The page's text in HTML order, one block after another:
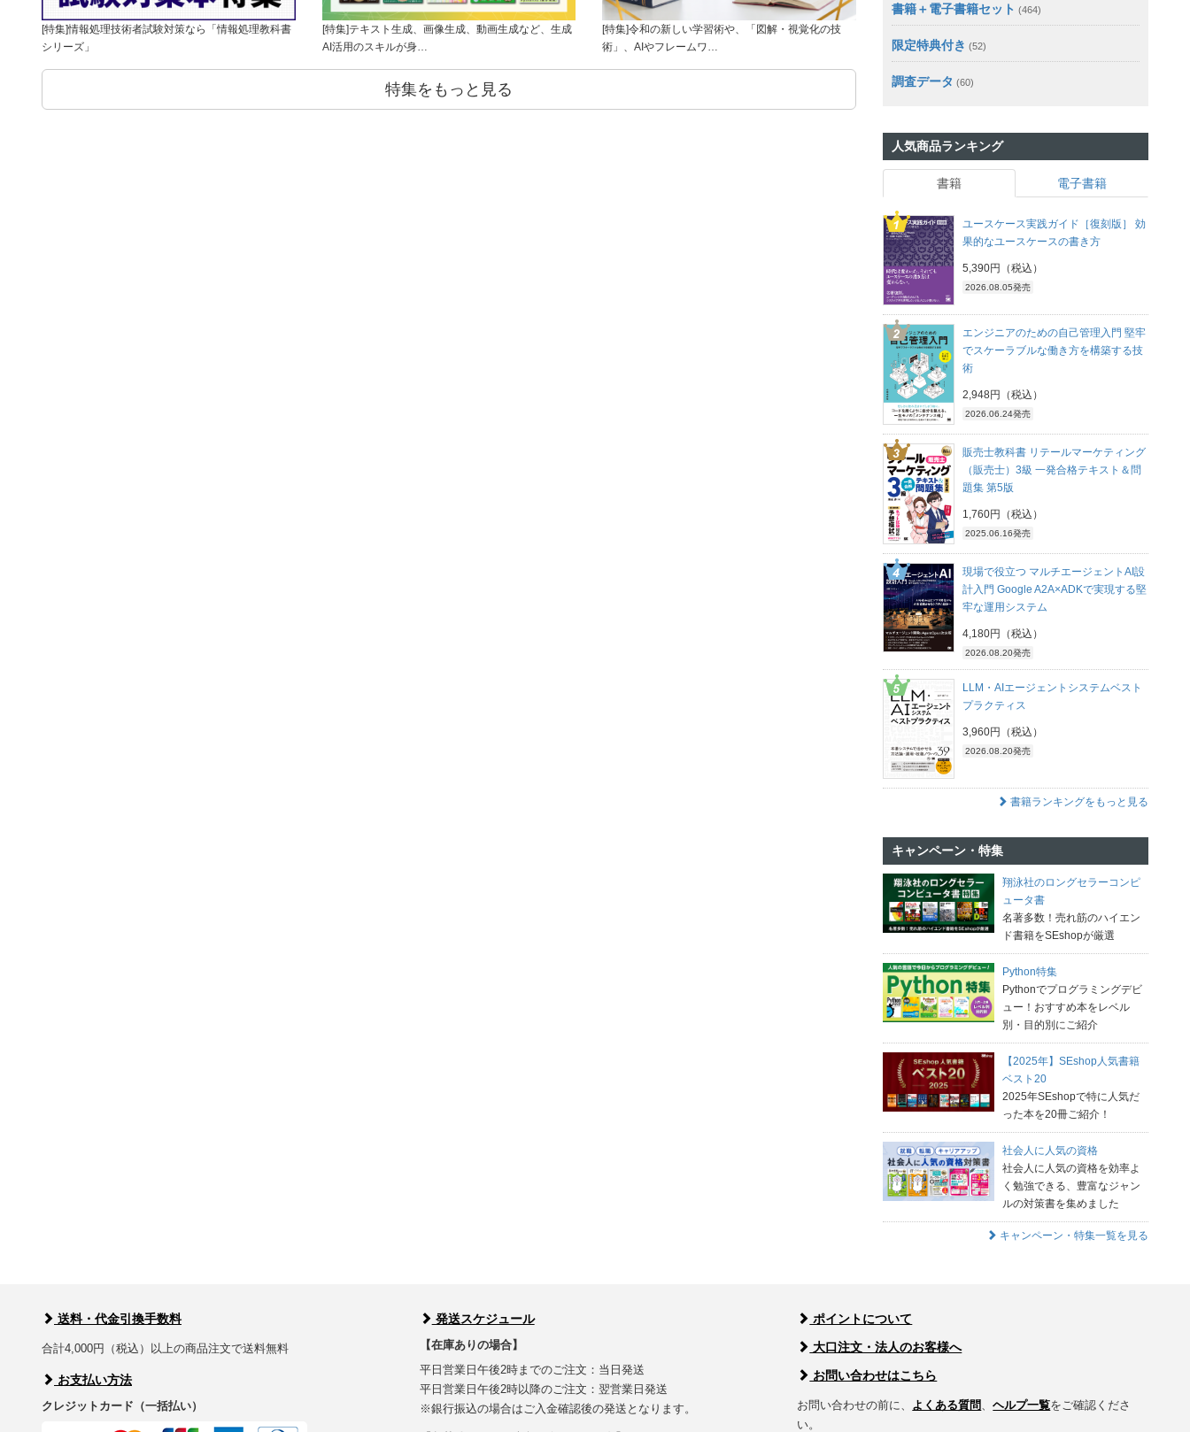
[特集]情報処理技術者試験対策なら「情報処理教科書
シリーズ」
[特集]テキスト生成、画像生成、動画生成など、生成
AI活用のスキルが身…
[特集]令和の新しい学習術や、「図解・視覚化の技
術」、AIやフレームワ…
特集をもっと見る
書籍＋電子書籍セット (464)
限定特典付き (52)
調査データ (60)
人気商品ランキング
書籍 電子書籍
ユースケース実践ガイド［復刻版］ 効
果的なユースケースの書き方
5,390円（税込）
2026.08.05発売
エンジニアのための自己管理入門 堅牢
でスケーラブルな働き方を構築する技
術
2,948円（税込）
2026.06.24発売
販売士教科書 リテールマーケティング
（販売士）3級 一発合格テキスト＆問
題集 第5版
1,760円（税込）
2025.06.16発売
現場で役立つ マルチエージェントAI設
計入門 Google A2A×ADKで実現する堅
牢な運用システム
4,180円（税込）
2026.08.20発売
LLM・AIエージェントシステムベスト
プラクティス
3,960円（税込）
2026.08.20発売
書籍ランキングをもっと見る
キャンペーン・特集
翔泳社のロングセラーコンピ
ュータ書
名著多数！売れ筋のハイエン
ド書籍をSEshopが厳選
Python特集
Pythonでプログラミングデビ
ュー！おすすめ本をレベル
別・目的別にご紹介
【2025年】SEshop人気書籍
ベスト20
2025年SEshopで特に人気だ
った本を20冊ご紹介！
社会人に人気の資格
社会人に人気の資格を効率よ
く勉強できる、豊富なジャン
ルの対策書を集めました
キャンペーン・特集一覧を見る
送料・代金引換手数料
合計4,000円（税込）以上の商品注文で送料無料
お支払い方法
クレジットカード（一括払い）
発送スケジュール
【在庫ありの場合】
平日営業日午後2時までのご注文：当日発送
平日営業日午後2時以降のご注文：翌営業日発送
※銀行振込の場合はご入金確認後の発送となります。
ポイントについて
大口注文・法人のお客様へ
お問い合わせはこちら
お問い合わせの前に、 よくある質問、ヘルプ一覧をご確認くださ
い。